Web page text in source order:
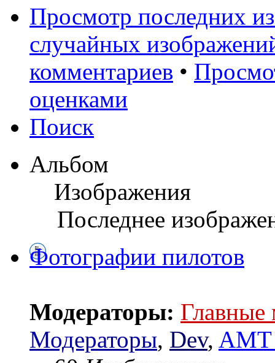
Просмотр последних
случайных
комментариев •
оценками
Поиск
Альбом
Изображения
Последнее
Фотографии пилотов
Модераторы: Главные
Модераторы, Dev, AMT